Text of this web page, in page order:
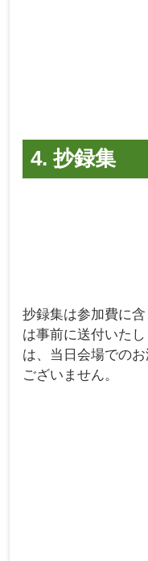
4. 抄録集
抄録集は参加費に
は事前に送付いた
は、当日会場での
ございません。